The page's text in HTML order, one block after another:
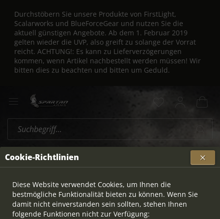
Durchstöbern Sie unsere Produkte von FirstLight,
Scalarworks und BlueForceGear und nutzen Sie die
aktuell günstigen Angebote. Ab dem 1. Februar 2019
gelten wieder die UVP, also greift zu solange der Vorrat
reicht. ACHTUNG!: Es kann zu Lieferverzögerungen
kommen, wenn Artikel nachbestellt werden müssen! Wir
bitten dies zu beachten und bitten um Geduld.
Cookie-Richtlinien
Diese Website verwendet Cookies, um Ihnen die
bestmögliche Funktionalität bieten zu können. Wenn Sie
damit nicht einverstanden sein sollten, stehen Ihnen
folgende Funktionen nicht zur Verfügung: